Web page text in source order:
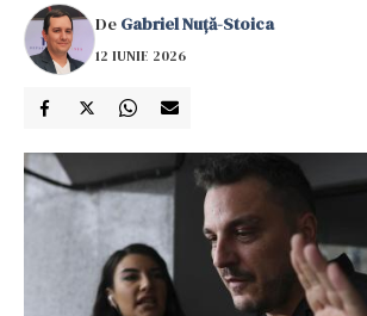
De Gabriel Nuță-Stoica
12 IUNIE 2026